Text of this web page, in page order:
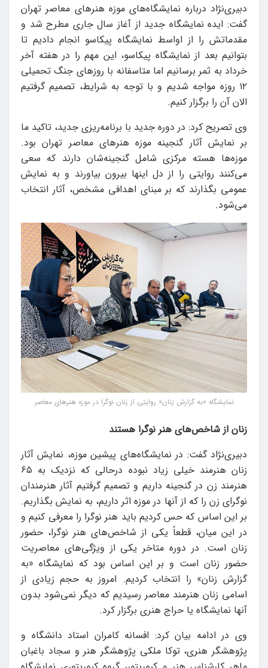
دبیری‌نژاد درباره نمایشگاه‌های موزه هنرهای معاصر تهران
گفت: ایده نمایشگاه جدید از آغاز سال جاری مطرح شد و
مقدماتش را از اواسط نمایشگاه پیکاسو انجام دادیم تا
بتوانیم بعد از نمایشگاه پیکاسو، این مهم را در هفته آخر
خرداد به ثمر برسانیم اما متاسفانه با روزهای جنگ تحمیلی
۱۲ روزه مواجه شدیم و با توجه به شرایط، تصمیم گرفتیم
الان آن را برگزار کنیم.
وی تصریح کرد: در دوره جدید با برنامه‌ریزی جدید، تاکید ما
بر نمایش آثار گنجینه موزه هنرهای معاصر تهران بود.
موزه‌ها هسته مرکزی شامل گنجینه‌شان دارند که سعی
می‌کنند روایتی را از دل اینها بیرون بیاورند و به نمایش
عمومی بگذارند که بر مبنای اهدافی مشخص، آثار انتخاب
می‌شود.
نمایشگاه «به گزارش زنان» روایتی از زنان نوگرا در موزه هنرهای معاصر
زنان از شاخص‌های هنر نوگرا هستند
دبیری‌نژاد گفت: در نمایشگاه‌های پیشین موزه، نمایش آثار
زنان هنرمند خیلی زیاد نبوده درحالی که نزدیک به ۶۵
هنرمند زن در گنجینه داریم و تصمیم گرفتیم آثار هنرمندان
نوگرای زن را که از آنها در موزه اثر داریم، به نمایش بگذاریم.
بر این اساس که حس کردیم باید هنر نوگرا را معرفی کنیم و
در این میان، قطعاً یکی از شاخص‌های هنر نوگرا، حضور
زنان است. در دوره متاخر یکی از ویژگی‌های معاصریت
حضور زنان است و بر این اساس بود که نمایشگاه «به
گزارش زنان» را انتخاب کردیم. امروز به حجم زیادی از
اسامی زنان هنرمند معاصر رسیدیم که دیگر نمی‌شود بدون
آنها نمایشگاه یا حراج هنری برگزار کرد.
وی در ادامه بیان کرد: افسانه کامران استاد دانشگاه و
پژوهشگر هنری، توکا ملکی پژوهشگر هنر و سجاد باغبان